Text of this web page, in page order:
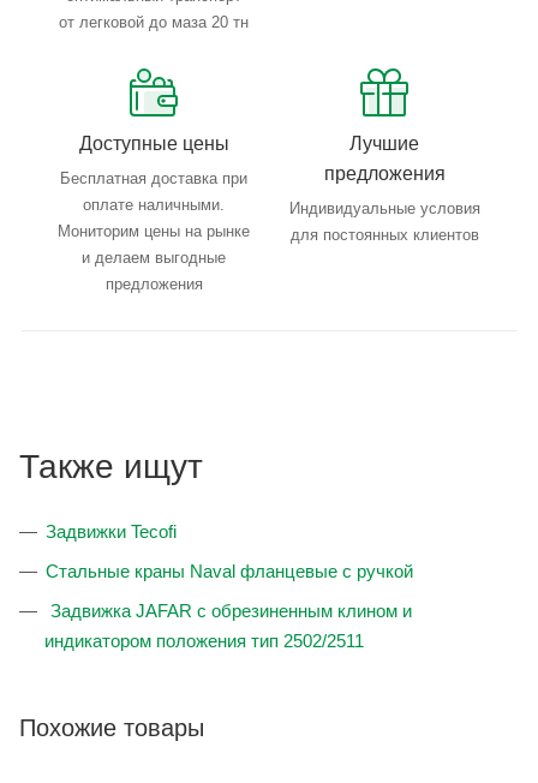
от легковой до маза 20 тн
Доступные цены
Бесплатная доставка при
оплате наличными.
Мониторим цены на рынке
и делаем выгодные
предложения
Лучшие
предложения
Индивидуальные условия
для постоянных клиентов
Также ищут
Задвижки Tecofi
Стальные краны Naval фланцевые с ручкой
Задвижка JAFAR с обрезиненным клином и
индикатором положения тип 2502/2511
Похожие товары